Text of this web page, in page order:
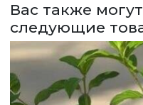
СДЕЛАТЬ ЗАКАЗ
ЗАДАТЬ ВОПРОС
ВЕРНУТСЯ НА
Вас также
следующие